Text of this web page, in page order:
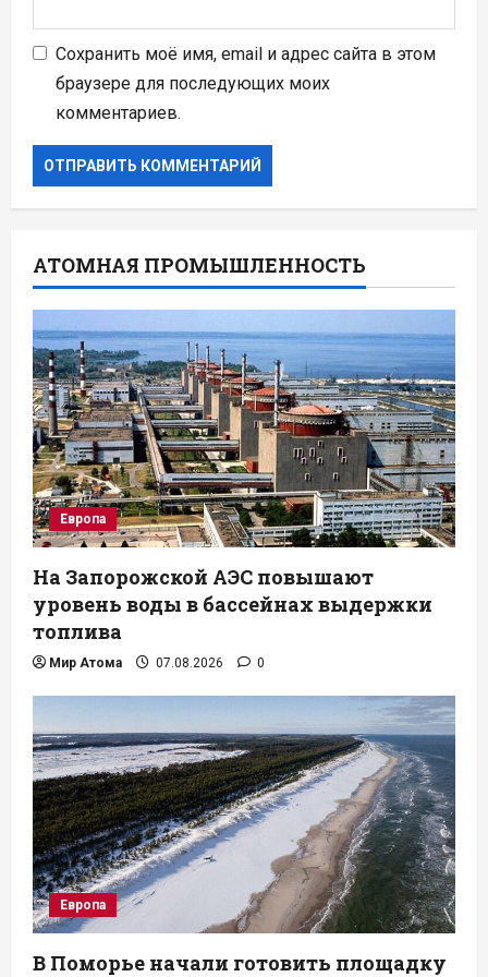
Сохранить моё имя, email и адрес сайта в этом
браузере для последующих моих
комментариев.
АТОМНАЯ ПРОМЫШЛЕННОСТЬ
Европа
На Запорожской АЭС повышают
уровень воды в бассейнах выдержки
топлива
Мир Атома 07.08.2026 0
Европа
В Поморье начали готовить площадку